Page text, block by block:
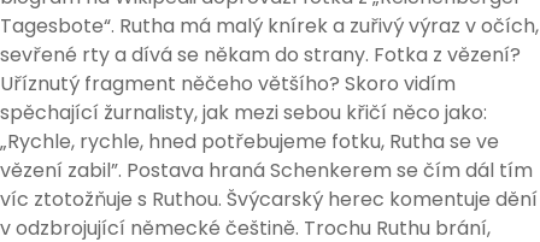
Tagesbote“. Rutha má malý knírek a zuřivý výraz v očích,
sevřené rty a dívá se někam do strany. Fotka z vězení?
Uříznutý fragment něčeho většího? Skoro vidím
spěchající žurnalisty, jak mezi sebou křičí něco jako:
„Rychle, rychle, hned potřebujeme fotku, Rutha se ve
vězení zabil”. Postava hraná Schenkerem se čím dál tím
víc ztotožňuje s Ruthou. Švýcarský herec komentuje dění
v odzbrojující německé češtině. Trochu Ruthu brání,